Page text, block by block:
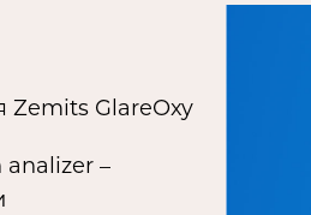
Zemits GlareOxy
analizer –